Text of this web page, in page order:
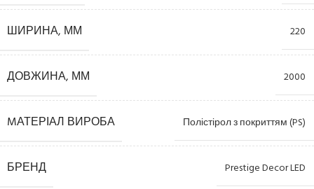
ШИРИНА, ММ 220
ДОВЖИНА, ММ 2000
MАТЕРІАЛ ВИРОБА Полістірол з покриттям (PS)
БРЕНД Prestige Decor LED